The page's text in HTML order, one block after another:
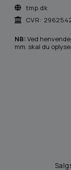
tmp.dk
CVR:
NB: Ved
mm. skal du